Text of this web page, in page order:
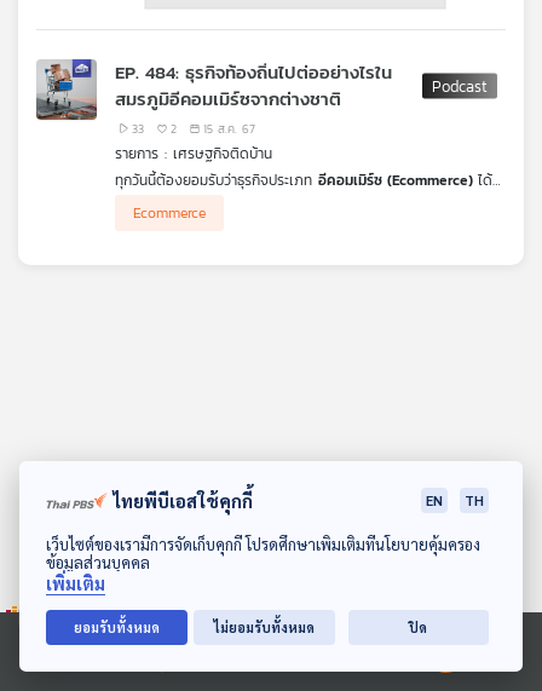
เพล
สต์
และ
เกี่ยว
ดาวน์โหลด Thai PBS Podcast Application
Ⓒ 2020 องค์การกระจายเสียงและแพร่ภาพสาธารณะแห่งประเทศไทย
EP. 484: ธุรกิจท้องถิ่นไปต่ออย่างไรใน
สมรภูมิอีคอมเมิร์ซจากต่างชาติ
33 2 15 ส.ค. 67
รายการ : เศรษฐกิจติดบ้าน
ทุกวันนี้ต้องยอมรับว่าธุรกิจประเภท อีคอมเมิร์ซ (Ecommerce) ได้
ประเทศแทบทั้งสิ้น สำหรับแพลตฟอร์มของคนไทยตอนนี้กำลังตกที่
สำคัญกำลังเปลี่ยนสถานะเป็นประเทศผู้บริโภคที่เม็ดเงินกำลังไหลออก
Ecommerce
ไทยพีบีเอสใช้คุกกี้ EN TH
เว็บไซต์ของเรามีการจัดเก็บคุกกี้ โปรดศึกษาเพิ่มเติมที่นโยบายคุ้มครอง
ข้อมูลส่วนบุคคล
เพิ่มเติม
ยอมรับทั้งหมด ไม่ยอมรับทั้งหมด ปิด